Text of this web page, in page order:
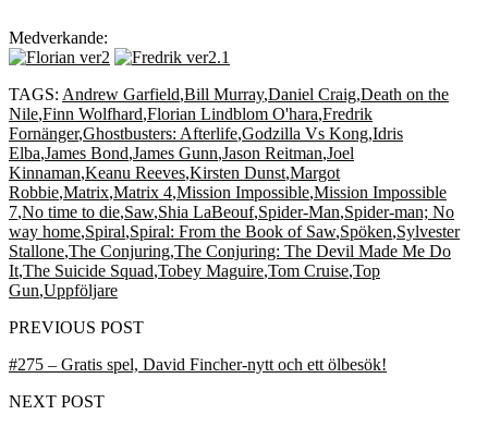
Medverkande:
TAGS: Andrew Garfield,Bill Murray,Daniel Craig,Death on the
Nile,Finn Wolfhard,Florian Lindblom O'hara,Fredrik
Fornänger,Ghostbusters: Afterlife,Godzilla Vs Kong,Idris
Elba,James Bond,James Gunn,Jason Reitman,Joel
Kinnaman,Keanu Reeves,Kirsten Dunst,Margot
Robbie,Matrix,Matrix 4,Mission Impossible,Mission Impossible
7,No time to die,Saw,Shia LaBeouf,Spider-Man,Spider-man; No
way home,Spiral,Spiral: From the Book of Saw,Spöken,Sylvester
Stallone,The Conjuring,The Conjuring: The Devil Made Me Do
It,The Suicide Squad,Tobey Maguire,Tom Cruise,Top
Gun,Uppföljare
PREVIOUS POST
#275 – Gratis spel, David Fincher-nytt och ett ölbesök!
NEXT POST